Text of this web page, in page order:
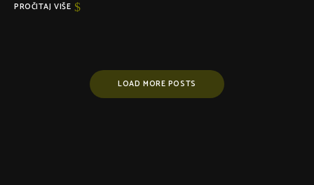
PROČITAJ VIŠE
LOAD MORE POSTS